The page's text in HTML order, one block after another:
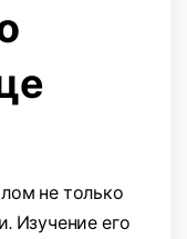
не только
Изучение его